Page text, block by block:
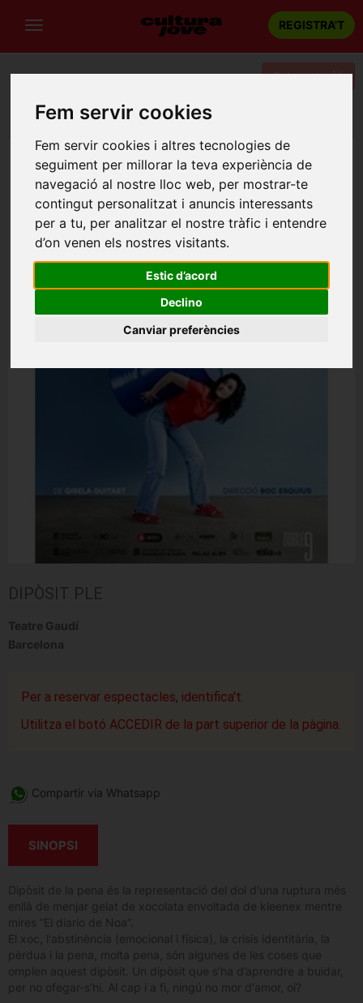
Fem servir cookies
Fem servir cookies i altres tecnologies de
seguiment per millorar la teva experiència de
navegació al nostre lloc web, per mostrar-te
contingut personalitzat i anuncis interessants
per a tu, per analitzar el nostre tràfic i entendre
d’on venen els nostres visitants.
Estic d’acord
Declino
Canviar preferències
REGISTRA'T
Categories
Portada Teatre Barcelona DIPÒSIT PLE
DIPÒSIT PLE
Teatre Gaudí
Barcelona
Per a reservar espectacles, identifica't.
Utilitza el botó ACCEDIR de la part superior de la pàgina.
Compartir via Whatsapp
SINOPSI
Dipòsit de la pena és la representació del dol d'una ruptura més
enllà de menjar gelat de xocolata envoltada de kleenex mentre
mires “El diario de Noa”.
El xoc, l'abstinència (emocional i física), la crisis identitària, la
pèrdua i la pena, molta pena, són algunes de les coses que
omplen aquest dipòsit. Un dipòsit que s’ha d’aprendre a buidar,
per no ofegar-s’hi. Al cap i a fi, ningú no mor d'amor, oi?